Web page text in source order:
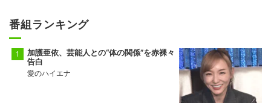
番組ランキング
加護亜依、芸能人との“体の関係”を赤裸々
告白
愛のハイエナ